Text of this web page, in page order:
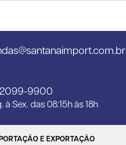
2099-9900
à Sex. das 08:15h às 18h
E EXPORTAÇÃO